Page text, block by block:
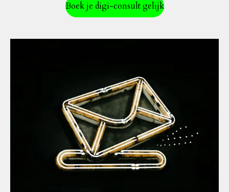
Boek je digi-consult gelijk